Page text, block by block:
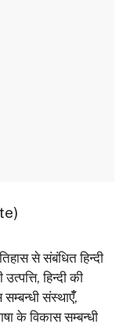
से संबंधित हिन्‍दी
हिन्‍दी की
सम्‍बन्‍धी संस्‍थाएँँ,
के विकास सम्‍बन्‍धी